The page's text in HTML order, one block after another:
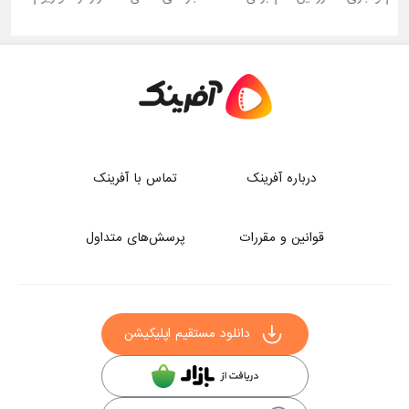
درباره آفرینک تماس با آفرینک
قوانین و مقررات پرسش‌های متداول
دانلود مستقیم اپلیکیشن